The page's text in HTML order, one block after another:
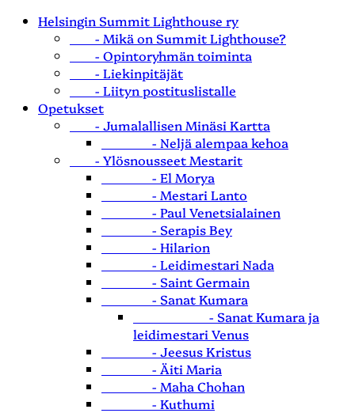
Helsingin Summit Lighthouse ry
- Mikä on Summit Lighthouse?
- Opintoryhmän toiminta
- Liekinpitäjät
- Liityn postituslistalle
Opetukset
- Jumalallisen Minäsi Kartta
- Neljä alempaa kehoa
- Ylösnousseet Mestarit
- El Morya
- Mestari Lanto
- Paul Venetsialainen
- Serapis Bey
- Hilarion
- Leidimestari Nada
- Saint Germain
- Sanat Kumara
- Sanat Kumara ja
leidimestari Venus
- Jeesus Kristus
- Äiti Maria
- Maha Chohan
- Kuthumi